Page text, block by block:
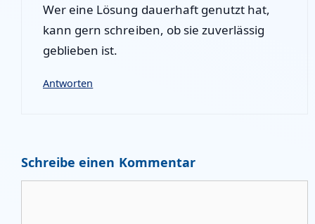
Wer eine Lösung dauerhaft genutzt hat,
kann gern schreiben, ob sie zuverlässig
geblieben ist.
Antworten
Schreibe einen Kommentar